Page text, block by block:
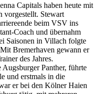
Capitals haben heute mit
vorgestellt. Stewart
beim VSV ins
Coach und übernahm
Saisonen in Villach folgte
Bremerhaven gewann er
des Jahres.
Panther, führte
und erstmals in die
er bei den Kölner Haien